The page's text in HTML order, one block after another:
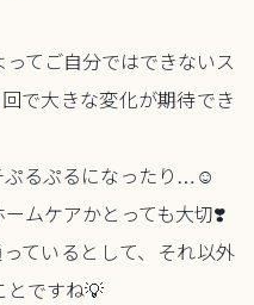
てご自分ではできないス
で大きな変化が期待でき
ぷるぷるになったり…☺️
ムケアかとっても大切❣️
ているとして、それ以外
とですね💡